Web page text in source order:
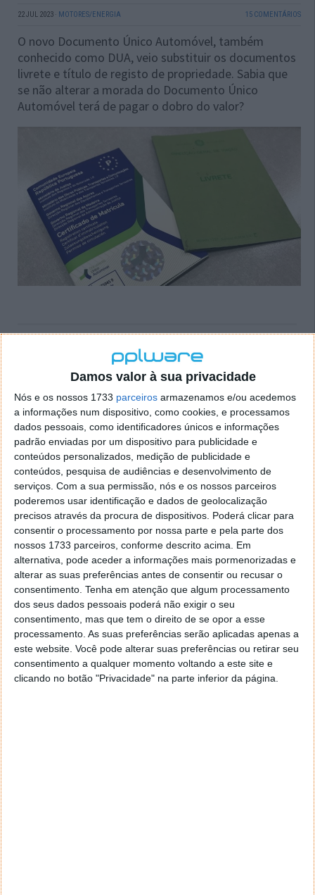
Damos valor à sua privacidade
Nós e os nossos 1733 parceiros armazenamos e/ou acedemos
a informações num dispositivo, como cookies, e processamos
dados pessoais, como identificadores únicos e informações
padrão enviadas por um dispositivo para publicidade e
conteúdos personalizados, medição de publicidade e
conteúdos, pesquisa de audiências e desenvolvimento de
serviços. Com a sua permissão, nós e os nossos parceiros
poderemos usar identificação e dados de geolocalização
precisos através da procura de dispositivos. Poderá clicar para
consentir o processamento por nossa parte e pela parte dos
nossos 1733 parceiros, conforme descrito acima. Em
alternativa, pode aceder a informações mais pormenorizadas e
alterar as suas preferências antes de consentir ou recusar o
consentimento. Tenha em atenção que algum processamento
dos seus dados pessoais poderá não exigir o seu
consentimento, mas que tem o direito de se opor a esse
processamento. As suas preferências serão aplicadas apenas a
este website. Você pode alterar suas preferências ou retirar seu
consentimento a qualquer momento voltando a este site e
clicando no botão "Privacidade" na parte inferior da página.
22 JUL 2023 · MOTORES/ENERGIA 15 COMENTÁRIOS
O novo Documento Único Automóvel, também
conhecido como DUA, veio substituir os documentos
livrete e título de registo de propriedade. Sabia que
se não alterar a morada do Documento Único
Automóvel terá de pagar o dobro do valor?
Novo Documento Único Automóvel
(livrete do carro) já dia 1 de agosto
31 JUL 2019 NOTÍCIAS
O novo Documento Único Automóvel entra em vigor
já amanhã (1 de agosto) e cabe na carteira. Este novo
cartão tem as dimensões de um cartão de cidadão
nesta primeira fase apenas chegará a novas
matrículas. Em 2020 este documento chegará a
todos os veículos.
Saiba mais sobre o novo Documento Único
Automóvel (DUA).